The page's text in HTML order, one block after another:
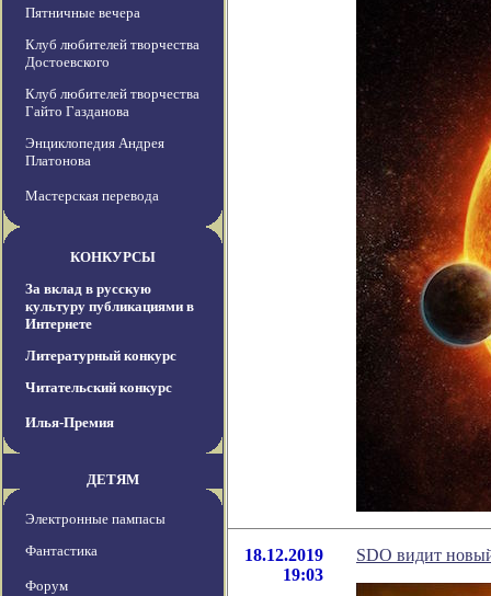
Пятничные вечера
Клуб любителей творчества
Достоевского
Клуб любителей творчества
Гайто Газданова
Энциклопедия Андрея
Платонова
Мастерская перевода
КОНКУРСЫ
За вклад в русскую
культуру публикациями в
Интернете
Литературный конкурс
Читательский конкурс
Илья-Премия
ДЕТЯМ
Электронные пампасы
Фантастика
Форум
18.12.2019
19:03
SDO видит